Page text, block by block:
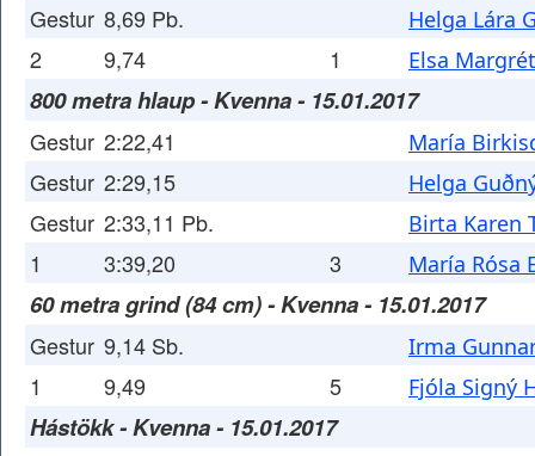
Gestur 8,69 Pb. Helga Lára
2 9,74 1 Elsa
800 metra hlaup - Kvenna - 15.01.2017
Gestur 2:22,41 María
Gestur 2:29,15 Helga
Gestur 2:33,11 Pb. Birta Karen
1 3:39,20 3 María Rósa
60 metra grind (84 cm) - Kvenna - 15.01.2017
Gestur 9,14 Sb. Irma
1 9,49 5 Fjóla Signý
Hástökk - Kvenna - 15.01.2017